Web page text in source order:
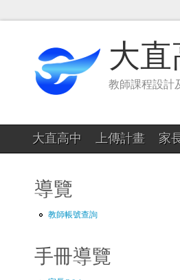
大
教師課程設計
大直高中 上傳計畫 家
導覽
教師帳號查詢
手冊導覽